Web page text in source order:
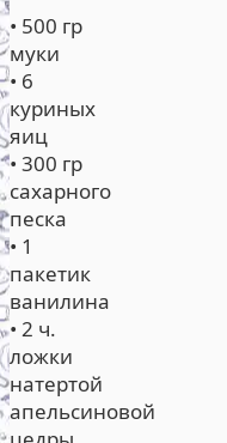
• 500 гр
муки
• 6
куриных
яиц
• 300 гр
сахарного
песка
• 1
пакетик
ванилина
• 2 ч.
ложки
натертой
апельсиновой